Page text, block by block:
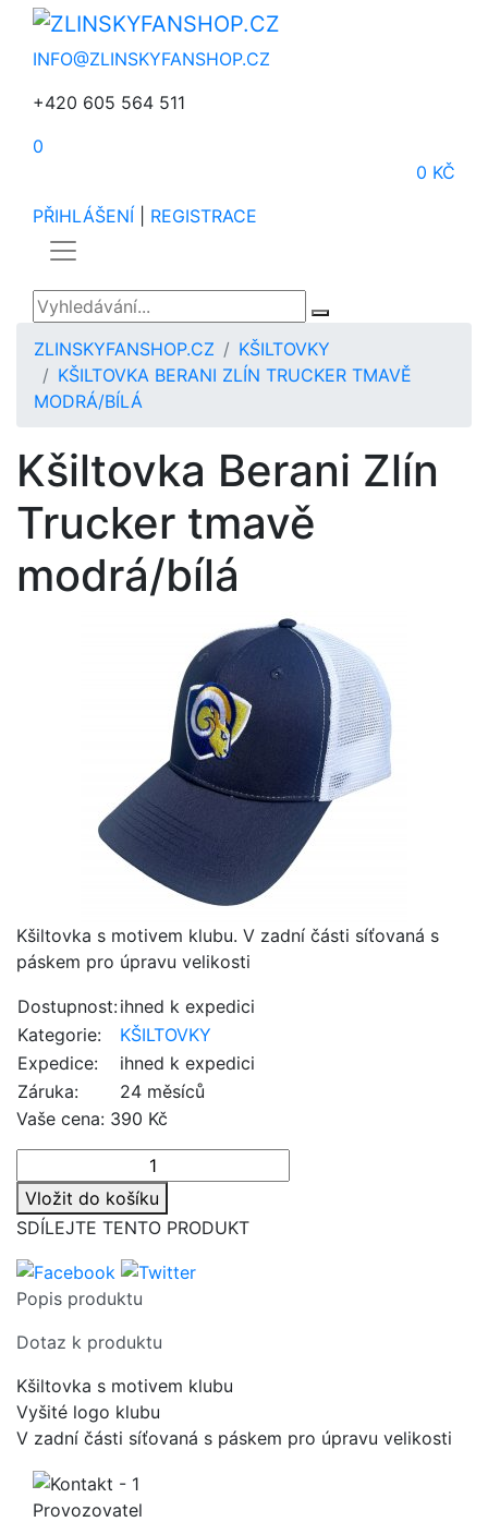
INFO@ZLINSKYFANSHOP.CZ
+420 605 564 511
0
0 KČ
PŘIHLÁŠENÍ
REGISTRACE
ZLINSKYFANSHOP.CZ
KŠILTOVKY
KŠILTOVKA BERANI ZLÍN TRUCKER TMAVĚ
MODRÁ/BÍLÁ
Kšiltovka Berani Zlín
Trucker tmavě
modrá/bílá
Kšiltovka s motivem klubu. V zadní části síťovaná s
páskem pro úpravu velikosti
Dostupnost:ihned k expedici
Kategorie:
KŠILTOVKY
Expedice:
ihned k expedici
Záruka:
24 měsíců
Vaše cena: 390 Kč
Vložit do košíku
SDÍLEJTE TENTO PRODUKT
Popis produktu
Dotaz k produktu
Kšiltovka s motivem klubu
Vyšité logo klubu
V zadní části síťovaná s páskem pro úpravu velikosti
Provozovatel